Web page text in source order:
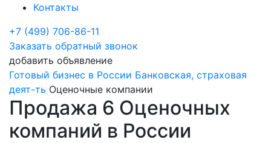
Контакты
+7 (499) 706-86-11
Заказать обратный звонок
добавить объявление
Готовый бизнес в России Банковская, страховая
деят-ть Оценочные компании
Продажа 6 Оценочных
компаний в России